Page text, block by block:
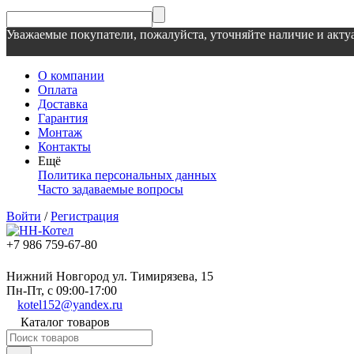
Уважаемые покупатели, пожалуйста, уточняйте наличие и
О компании
Оплата
Доставка
Гарантия
Монтаж
Контакты
Ещё
Политика персональных данных
Часто задаваемые вопросы
Войти /Регистрация
+7 986 759-67-80
Нижний Новгород ул. Тимирязева, 15
Пн-Пт, с 09:00-17:00
kotel152@yandex.ru
Каталог товаров